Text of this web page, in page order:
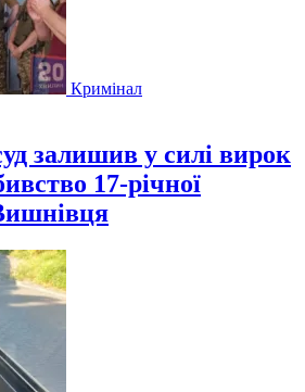
Кримінал
залишив у силі вирок
17-річної